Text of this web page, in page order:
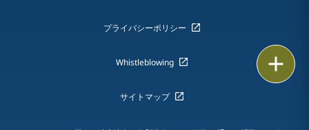
プライバシーポリシー
Whistleblowing
サイトマップ